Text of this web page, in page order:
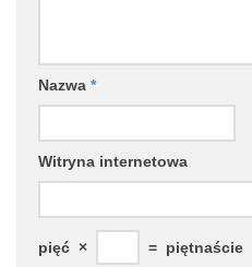
Nazwa *
Witryna internetowa
pięć × = piętnaście